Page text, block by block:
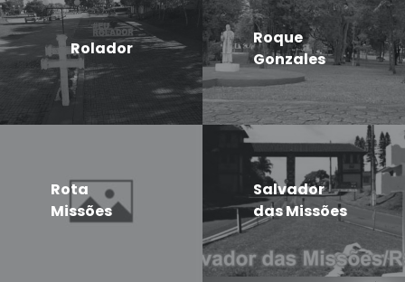
Rolador
Roque
Gonzales
Rota
Missões
Salvador
das Missões